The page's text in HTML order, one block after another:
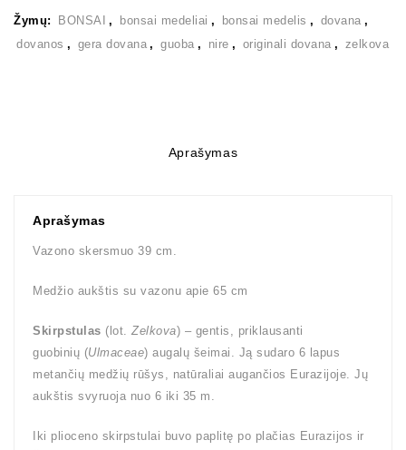
Žymų: BONSAI , bonsai medeliai , bonsai medelis , dovana ,
dovanos , gera dovana , guoba , nire , originali dovana , zelkova
Aprašymas
Aprašymas
Vazono skersmuo 39 cm.
Medžio aukštis su vazonu apie 65 cm
Skirpstulas (lot. Zelkova) – gentis, priklausanti
guobinių (Ulmaceae) augalų šeimai. Ją sudaro 6 lapus
metančių medžių rūšys, natūraliai augančios Eurazijoje. Jų
aukštis svyruoja nuo 6 iki 35 m.
Iki plioceno skirpstulai buvo paplitę po plačias Eurazijos ir